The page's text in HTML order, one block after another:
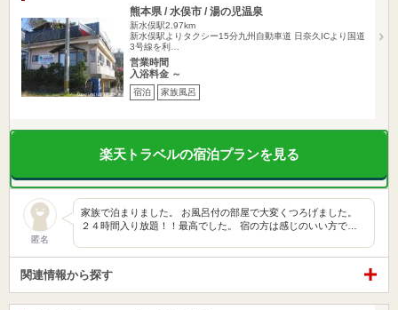
熊本県 / 水俣市 / 湯の児温泉
新水俣駅2.97km
新水俣駅よりタクシー15分九州自動車道 日奈久ICより国道
3号線を利…
営業時間
入浴料金 ～
宿泊 家族風呂
楽天トラベルの宿泊プランを見る
匿名
家族で泊まりました。 お風呂付の部屋で大変くつろげました。
２４時間入り放題！！最高でした。 宿の方は感じのいい方で…
関連情報から探す